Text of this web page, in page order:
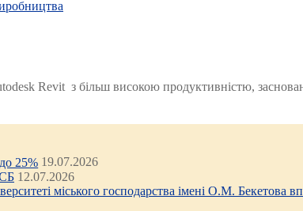
Revit з більш високою продуктивністю,
25% 19.07.2026
12.07.2026
міського господарства імені О.М.